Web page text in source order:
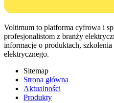
Voltimum to platforma cyfrowa i
profesjonalistom z branży
informacje o produktach, szkolenia
elektrycznego.
Sitemap
Strona główna
Aktualności
Produkty